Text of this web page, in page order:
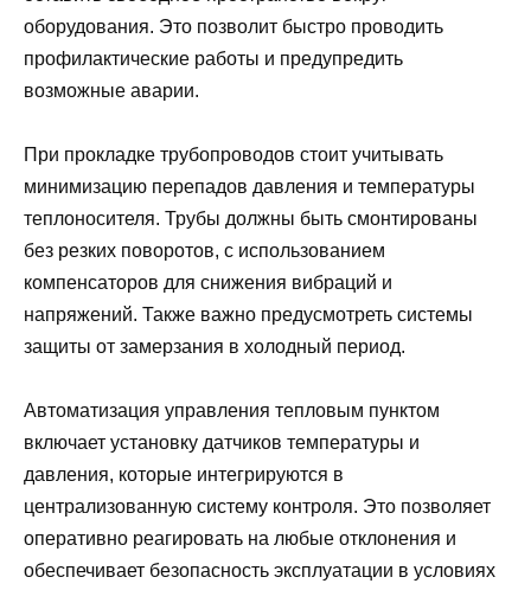
оборудования. Это позволит быстро проводить
профилактические работы и предупредить
возможные аварии.
При прокладке трубопроводов стоит учитывать
минимизацию перепадов давления и температуры
теплоносителя. Трубы должны быть смонтированы
без резких поворотов, с использованием
компенсаторов для снижения вибраций и
напряжений. Также важно предусмотреть системы
защиты от замерзания в холодный период.
Автоматизация управления тепловым пунктом
включает установку датчиков температуры и
давления, которые интегрируются в
централизованную систему контроля. Это позволяет
оперативно реагировать на любые отклонения и
обеспечивает безопасность эксплуатации в условиях